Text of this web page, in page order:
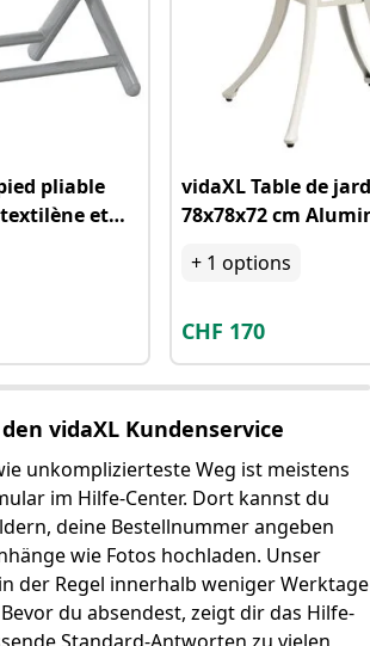
pliable
et
vidaXL Table de
78x78x72 cm
+ 1 options
CHF 170
vidaXL Kundenservice
unkomplizierteste Weg ist meistens
im Hilfe-Center. Dort kannst du
deine Bestellnummer angeben
wie Fotos hochladen. Unser
der Regel innerhalb weniger Werktage
du absendest, zeigt dir das Hilfe-